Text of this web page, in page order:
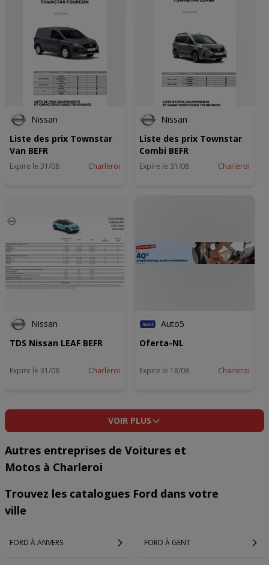
Nissan
Liste des prix Townstar
Van BEFR
Expire le 31/08 Charleroi
Nissan
Liste des prix Townstar
Combi BEFR
Expire le 31/08 Charleroi
Nissan
TDS Nissan LEAF BEFR
Expire le 31/08 Charleroi
Auto5
Oferta-NL
Expire le 18/08 Charleroi
VOIR PLUS
Autres entreprises de Voitures et
Motos à Charleroi
Trouvez les catalogues Ford dans votre
ville
FORD À ANVERS FORD À GENT